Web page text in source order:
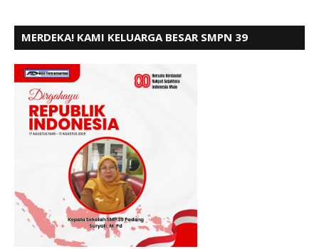
MERDEKA! KAMI KELUARGA BESAR SMPN 39